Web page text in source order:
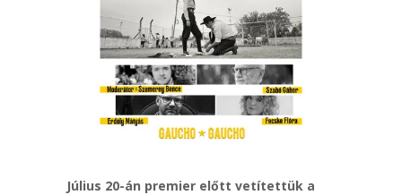
Július 20-án premier előtt vetítettük a